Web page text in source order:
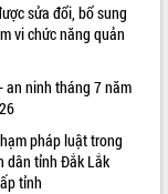
sửa đổi, bổ sung
vi chức năng quản
an ninh tháng 7 năm
pháp luật trong
dân tỉnh Đắk Lắk
tỉnh